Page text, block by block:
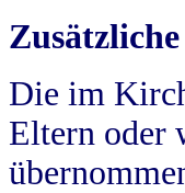
Die im
Eltern oder